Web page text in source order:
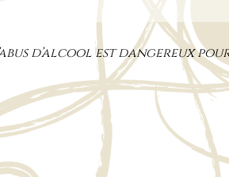
d’alcool est dangereux